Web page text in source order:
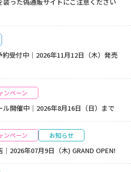
受付中｜2026年11月12日（木）発売
ンペーン
開催中｜2026年8月16日（日）まで
ンペーン お知らせ
2026年07月9日（木) GRAND OPEN!